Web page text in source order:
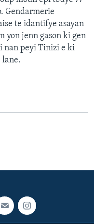
Gendarmerie
te idantifye asayan
yon jenn gason ki gen
nan peyi Tinizi e ki
lane.